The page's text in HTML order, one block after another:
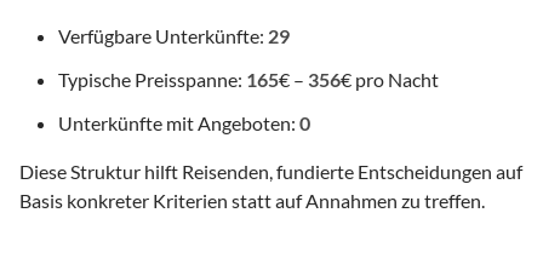
Verfügbare Unterkünfte: 29
Typische Preisspanne: 165€ – 356€ pro Nacht
Unterkünfte mit Angeboten: 0
Diese Struktur hilft Reisenden, fundierte Entscheidungen auf
Basis konkreter Kriterien statt auf Annahmen zu treffen.